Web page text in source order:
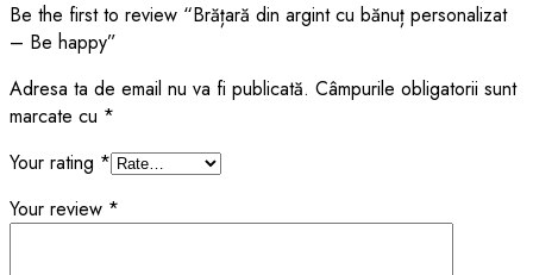
Be the first to review “Brățară din argint cu bănuț personalizat
– Be happy”
Adresa ta de email nu va fi publicată. Câmpurile obligatorii sunt
marcate cu *
Your rating *
Your review *